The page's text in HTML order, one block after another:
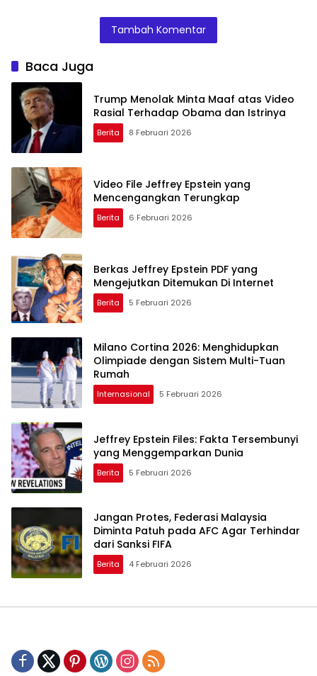
Menggemparkan
Dunia
Agar Terhindar
Tambah Komentar
Baca Juga
Trump Menolak Minta Maaf atas Video
Rasial Terhadap Obama dan Istrinya
Berita 8 Februari 2026
Video File Jeffrey Epstein yang
Mencengangkan Terungkap
Berita 6 Februari 2026
Berkas Jeffrey Epstein PDF yang
Mengejutkan Ditemukan Di Internet
Berita 5 Februari 2026
Milano Cortina 2026: Menghidupkan
Olimpiade dengan Sistem Multi-Tuan
Rumah
Internasional 5 Februari 2026
Jeffrey Epstein Files: Fakta Tersembunyi
yang Menggemparkan Dunia
Berita 5 Februari 2026
Jangan Protes, Federasi Malaysia
Diminta Patuh pada AFC Agar Terhindar
dari Sanksi FIFA
Berita 4 Februari 2026